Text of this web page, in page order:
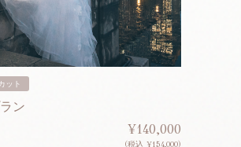
ット
ン
¥140,000
(税込 ¥154,000)